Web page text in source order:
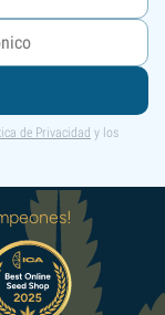
de Privacidad y los